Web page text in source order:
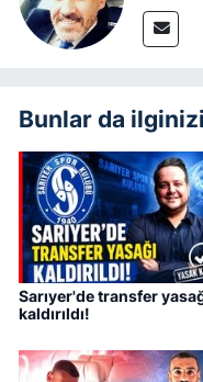
Bunlar da
Sarıyer'de transfer
kaldırıldı!